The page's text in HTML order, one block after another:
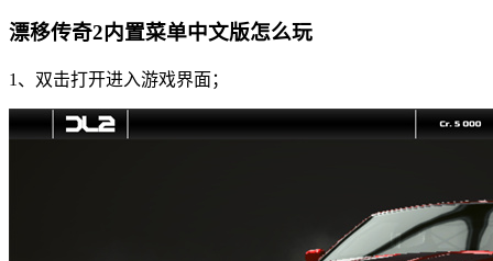
漂移传奇2内置菜单中文版怎么玩
1、双击打开进入游戏界面；